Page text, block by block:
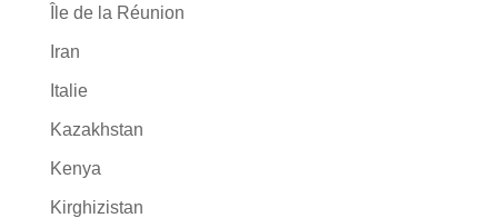
Île de la Réunion
Iran
Italie
Kazakhstan
Kenya
Kirghizistan